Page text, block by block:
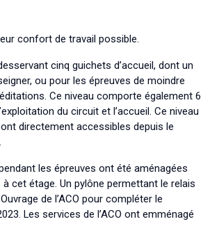
confort de travail possible.
cinq guichets d’accueil, dont un
ou pour les épreuves de moindre
Ce niveau comporte également 6
du circuit et l’accueil. Ce niveau
directement accessibles depuis le
les épreuves ont été aménagées
cet étage. Un pylône permettant le relais
de l’ACO pour compléter le
Les services de l’ACO ont emménagé